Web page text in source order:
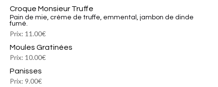
Croque Monsieur Truffe
Pain de mie, crème de truffe, emmental, jambon de dinde
fumé.
Prix: 11.00€
Moules Gratinées
Prix: 10.00€
Panisses
Prix: 9.00€